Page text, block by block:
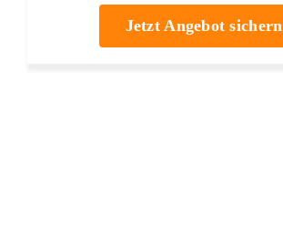
Jetzt Angebot sichern